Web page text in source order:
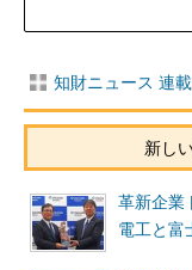
知財ニュース 連
新し
革新企業
電工と富